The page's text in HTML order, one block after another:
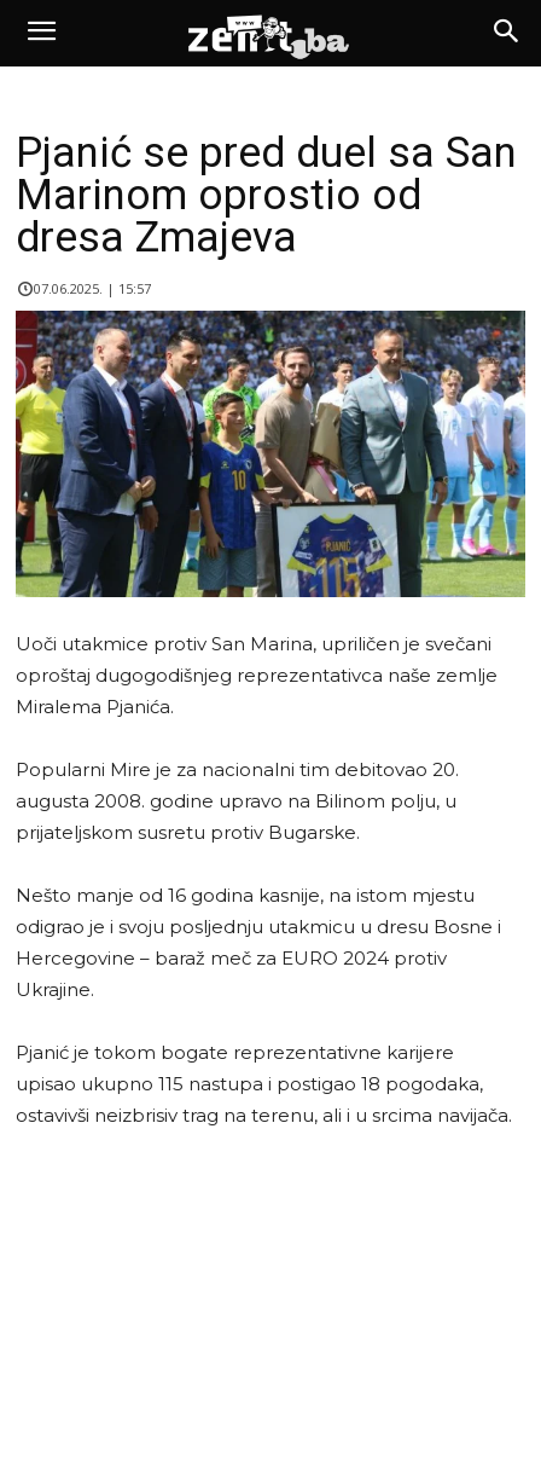
Pjanić se pred duel sa San
Marinom oprostio od
dresa Zmajeva
07.06.2025. | 15:57
Uoči utakmice protiv San Marina, upriličen je svečani
oproštaj dugogodišnjeg reprezentativca naše zemlje
Miralema Pjanića.
Popularni Mire je za nacionalni tim debitovao 20.
augusta 2008. godine upravo na Bilinom polju, u
prijateljskom susretu protiv Bugarske.
Nešto manje od 16 godina kasnije, na istom mjestu
odigrao je i svoju posljednju utakmicu u dresu Bosne i
Hercegovine – baraž meč za EURO 2024 protiv
Ukrajine.
Pjanić je tokom bogate reprezentativne karijere
upisao ukupno 115 nastupa i postigao 18 pogodaka,
ostavivši neizbrisiv trag na terenu, ali i u srcima navijača.